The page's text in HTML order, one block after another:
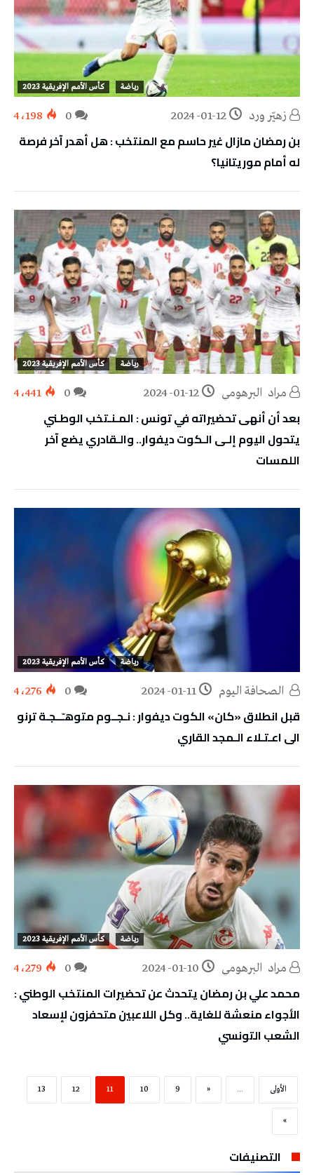
رياضة كأس الأمم الإفريقية 2023
زهيّر‭ ‬ورد 2024-01-12 4٬198
بن رمضان مازال غير حاسم مع المنتخب : هل أهدر آخر فرصة
له أمام موريتانيا؟
رياضة كأس الأمم الإفريقية 2023
مراد‭ ‬ البرهومي 2024-01-12 4٬441
بعد أن أنهى تحضيراته في تونس : المـنـتخب الوطـني
يتحول اليوم إلـى الـكوت ديفوار.. والـقادري يضع آخر
اللمسات
رياضة كأس الأمم الإفريقية 2023
2024-01-11 4٬276
قبل انطلاق «كان» الكوت ديفوار : نـجــوم متوهـّــجـة ترنو
الى اعـتـلاء الـمجد القاري
رياضة كأس الأمم الإفريقية 2023
مراد‭ ‬ البرهومي 2024-01-10 4٬279
محمد علي بن رمضان يتحدث عن تحضيرات المنتخب الوطني :
الأجواء منعشة للغاية.. وكل اللاعبين متحفزون لإسعاد
الشعب التونسي
‫الأولى‬ ...
«
9
10
11
12
13
»
التصنيفات